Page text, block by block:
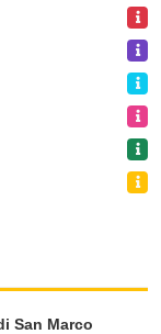
San Marco